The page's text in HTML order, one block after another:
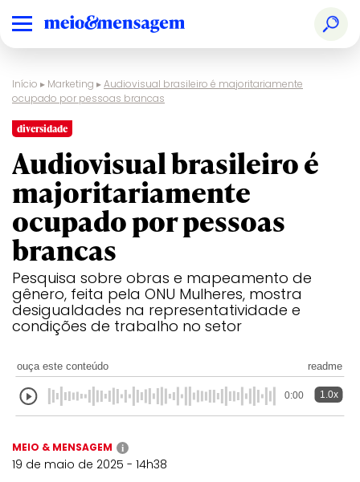
Início ▸ Marketing ▸Audiovisual brasileiro é majoritariamente
ocupado por pessoas brancas
diversidade
Audiovisual brasileiro é
majoritariamente
ocupado por pessoas
brancas
Pesquisa sobre obras e mapeamento de
gênero, feita pela ONU Mulheres, mostra
desigualdades na representatividade e
condições de trabalho no setor
ouça este conteúdo readme
0:00 1.0x
MEIO & MENSAGEM i
19 de maio de 2025 - 14h38